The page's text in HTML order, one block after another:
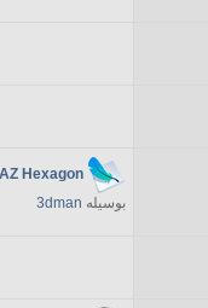
Hexagon
بوسیله 3dman